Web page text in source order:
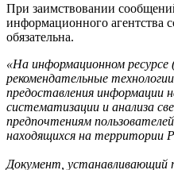
При заимствовании
информационного агентства
обязательна.
«На информационном
рекомендательные
предоставления информации
систематизации и анализа
предпочтениям
находящихся на территории
Документ, устанавливающий